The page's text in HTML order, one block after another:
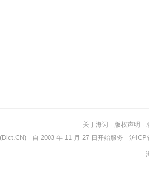
关于海词 - 版权声明 -
(Dict.CN) - 自 2003 年 11 月 27 日开始服务 沪ICP